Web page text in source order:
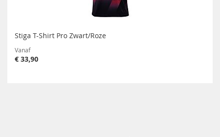
Stiga T-Shirt Pro Zwart/Roze
Vanaf
€ 33,90